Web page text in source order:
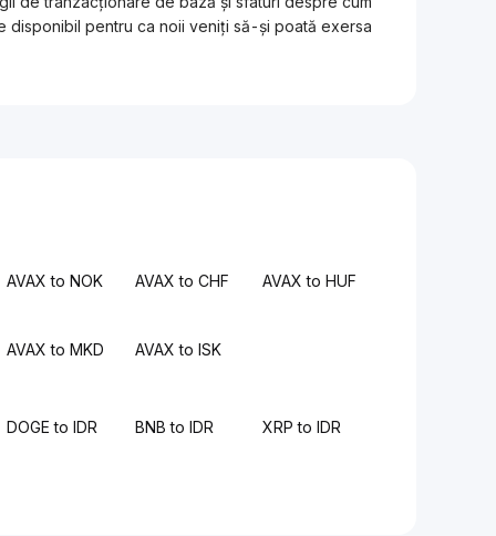
disponibil pentru ca noii veniți să-și poată exersa
AVAX to NOK AVAX to CHF AVAX to HUF
AVAX to MKD AVAX to ISK
DOGE to IDR BNB to IDR XRP to IDR